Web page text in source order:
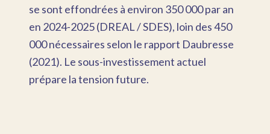
se sont effondrées à environ 350 000 par an
en 2024-2025 (DREAL / SDES), loin des 450
000 nécessaires selon le rapport Daubresse
(2021). Le sous-investissement actuel
prépare la tension future.